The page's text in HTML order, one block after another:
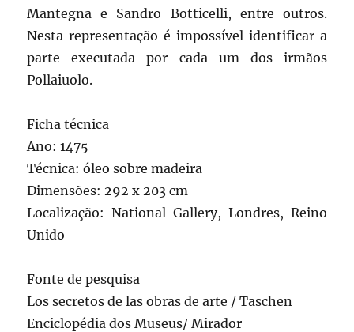
Mantegna e Sandro Botticelli, entre outros.
Nesta representação é impossível identificar a
parte executada por cada um dos irmãos
Pollaiuolo.
Ficha técnica
Ano: 1475
Técnica: óleo sobre madeira
Dimensões: 292 x 203 cm
Localização: National Gallery, Londres, Reino
Unido
Fonte de pesquisa
Los secretos de las obras de arte / Taschen
Enciclopédia dos Museus/ Mirador